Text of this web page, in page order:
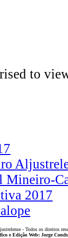
to
Mineiro-
2017
- Todos os direitos
e Edição Web: Jorge